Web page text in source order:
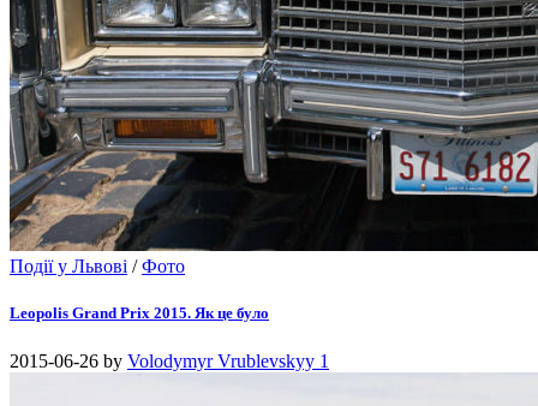
Події у Львові /Фото
Leopolis Grand Prix 2015. Як це було
2015-06-26 by Volodymyr Vrublevskyy 1